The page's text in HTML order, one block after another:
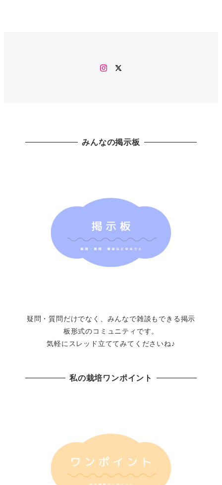
Instagram
みんなの掲示板
疑問・質問だけでなく、みんなで雑談もできる掲示
板形式のコミュニティです。
気軽にスレッド立ててみてくださいね♪
私の栽培ワンポイント